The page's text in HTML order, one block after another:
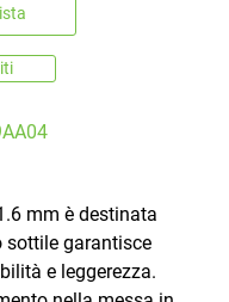
mm è destinata
sottile garantisce
e leggerezza.